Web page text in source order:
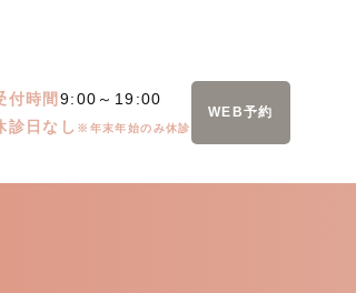
付時間 9:00～19:00
診日なし ※年末年始のみ休診
WEB予約